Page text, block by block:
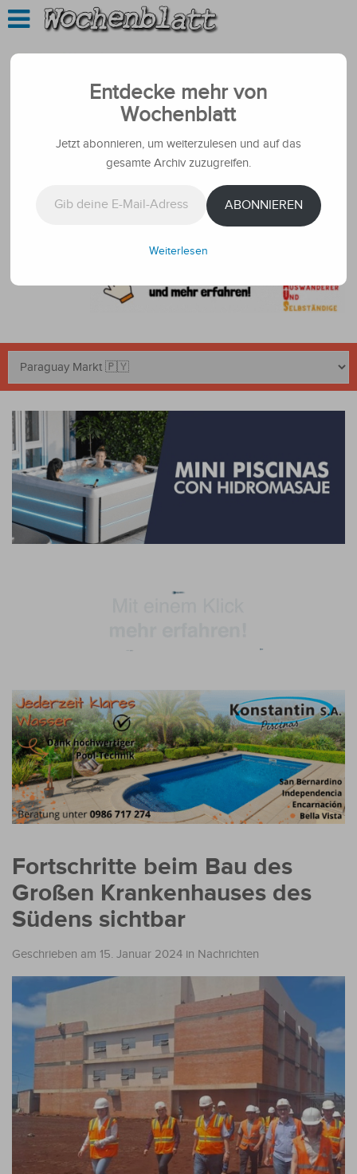
Fortschritte beim Bau des
Großen Krankenhauses des
Südens sichtbar
Geschrieben am 15. Januar 2024 in Nachrichten
Entdecke mehr von
Wochenblatt
Jetzt abonnieren, um weiterzulesen und auf das
gesamte Archiv zuzugreifen.
ABONNIEREN
Weiterlesen